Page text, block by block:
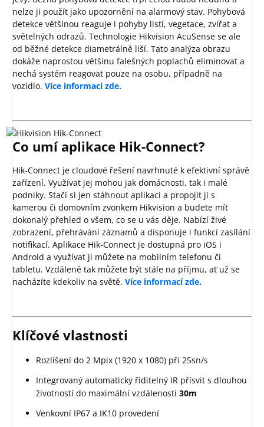
nelze ji použít jako upozornění na alarmový stav. Pohybová
detekce většinou reaguje i pohyby listí, vegetace, zvířat a
světelných odrazů. Technologie Hikvision AcuSense se ale
od běžné detekce diametrálně liší. Tato analýza obrazu
dokáže naprostou většinu falešných poplachů eliminovat a
nechá systém reagovat pouze na osobu, případně na
vozidlo. Více informací zde.
Co umí aplikace Hik-Connect?
Hik-Connect je cloudové řešení navrhnuté k efektivní správě
zařízení. Využívat jej mohou jak domácnosti, tak i malé
podniky. Stačí si jen stáhnout aplikaci a propojit ji s
kamerou či domovním zvonkem Hikvision a budete mít
dokonalý přehled o všem, co se u vás děje. Nabízí živé
zobrazení, přehrávání záznamů a disponuje i funkcí zasílání
notifikací. Aplikace Hik-Connect je dostupná pro iOS i
Android a využívat ji můžete na mobilním telefonu či
tabletu. Vzdáleně tak můžete být stále na příjmu, ať už se
nacházíte kdekoliv na světě. Více informací zde.
Klíčové vlastnosti
Rozlišení do 2 Mpix (1920 x 1080) při 25sn/s
Integrovaný automaticky říditelný IR přísvit s dlouhou
životností do maximální vzdálenosti 30m
Venkovní IP67 a IK10 provedení